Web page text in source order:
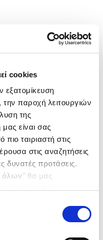
cookies
εξατομίκευση
την παροχή λειτουργιών
της
είναι σας
ταιριαστή στις
στις αναζητήσεις
δυνατές προτάσεις.
όλων’’ θα μας
τα παρακάτω με την
σχετικά με